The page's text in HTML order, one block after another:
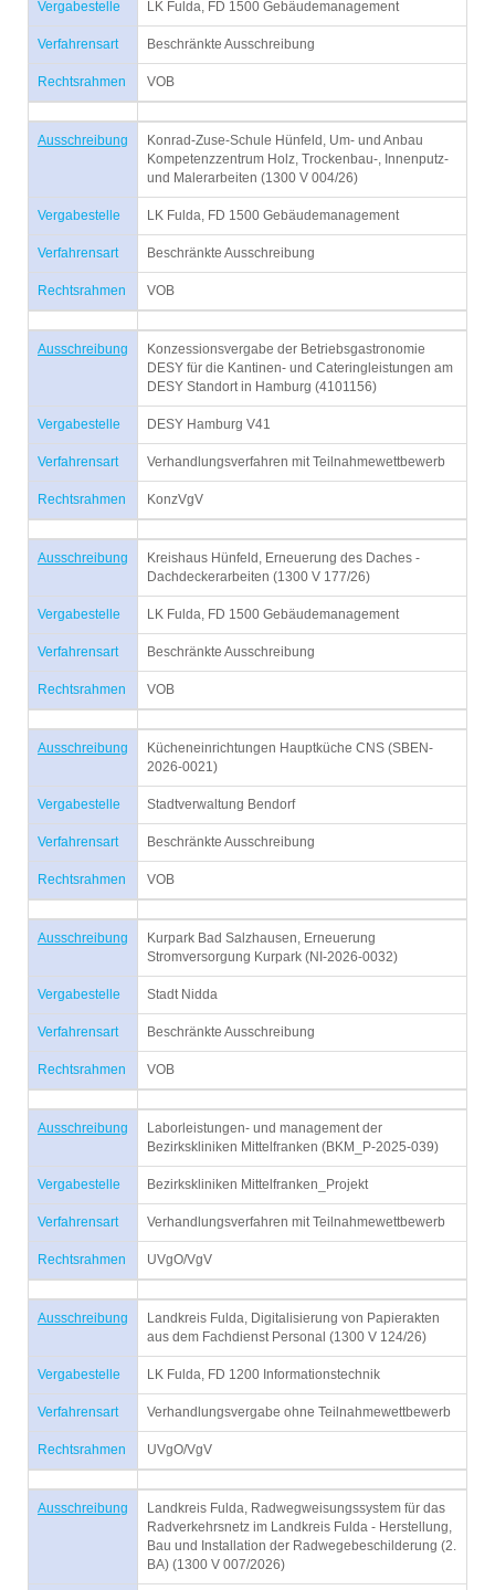
Vergabestelle LK Fulda, FD 1500 Gebäudemanagement
Verfahrensart Beschränkte Ausschreibung
Rechtsrahmen VOB
Ausschreibung
Konrad-Zuse-Schule Hünfeld, Um- und Anbau
Kompetenzzentrum Holz, Trockenbau-, Innenputz-
und Malerarbeiten (1300 V 004/26)
Vergabestelle LK Fulda, FD 1500 Gebäudemanagement
Verfahrensart Beschränkte Ausschreibung
Rechtsrahmen VOB
Ausschreibung
Konzessionsvergabe der Betriebsgastronomie
DESY für die Kantinen- und Cateringleistungen am
DESY Standort in Hamburg (4101156)
Vergabestelle DESY Hamburg V41
Verfahrensart Verhandlungsverfahren mit Teilnahmewettbewerb
Rechtsrahmen KonzVgV
Ausschreibung
Kreishaus Hünfeld, Erneuerung des Daches -
Dachdeckerarbeiten (1300 V 177/26)
Vergabestelle LK Fulda, FD 1500 Gebäudemanagement
Verfahrensart Beschränkte Ausschreibung
Rechtsrahmen VOB
Ausschreibung
Kücheneinrichtungen Hauptküche CNS (SBEN-
2026-0021)
Vergabestelle Stadtverwaltung Bendorf
Verfahrensart Beschränkte Ausschreibung
Rechtsrahmen VOB
Ausschreibung
Kurpark Bad Salzhausen, Erneuerung
Stromversorgung Kurpark (NI-2026-0032)
Vergabestelle Stadt Nidda
Verfahrensart Beschränkte Ausschreibung
Rechtsrahmen VOB
Ausschreibung
Laborleistungen- und management der
Bezirkskliniken Mittelfranken (BKM_P-2025-039)
Vergabestelle Bezirkskliniken Mittelfranken_Projekt
Verfahrensart Verhandlungsverfahren mit Teilnahmewettbewerb
Rechtsrahmen UVgO/VgV
Ausschreibung
Landkreis Fulda, Digitalisierung von Papierakten
aus dem Fachdienst Personal (1300 V 124/26)
Vergabestelle LK Fulda, FD 1200 Informationstechnik
Verfahrensart Verhandlungsvergabe ohne Teilnahmewettbewerb
Rechtsrahmen UVgO/VgV
Ausschreibung
Landkreis Fulda, Radwegweisungssystem für das
Radverkehrsnetz im Landkreis Fulda - Herstellung,
Bau und Installation der Radwegebeschilderung (2.
BA) (1300 V 007/2026)